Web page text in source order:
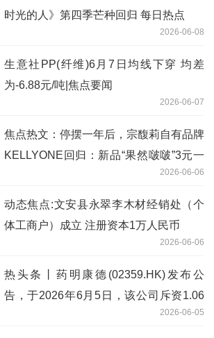
时光的人》第四季芒种回归 每日热点
2026-06-08
生意社PP(纤维)6月7日均线下穿 均差
为-6.88元/吨|焦点要闻
2026-06-07
焦点热文：停摆一年后，宗馥莉自有品牌
KELLYONE回归：新品“果然啵啵”3元一
2026-06-06
动态焦点:文安县永翠李木材经销处（个
体工商户）成立 注册资本1万人民币
2026-06-06
热头条丨药明康德(02359.HK)发布公
告，于2026年6月5日，该公司斥资1.06
2026-06-05